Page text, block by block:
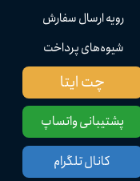
رویه ارسال سفارش
شیوه‌های پرداخت
پشتیبانی واتساپ
چت ایتا
کانال تلگرام